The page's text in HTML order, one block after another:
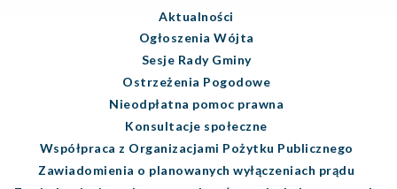
Aktualności
Ogłoszenia Wójta
Sesje Rady Gminy
Ostrzeżenia Pogodowe
Nieodpłatna pomoc prawna
Konsultacje społeczne
Współpraca z Organizacjami Pożytku Publicznego
Zawiadomienia o planowanych wyłączeniach prądu